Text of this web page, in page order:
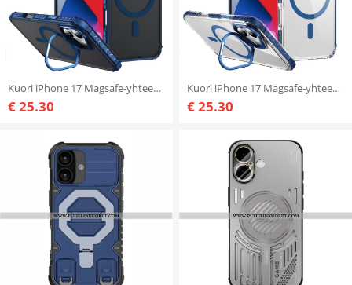
Kuori iPhone 17 Magsafe-yhteensopivalla Linssinpidikkeellä Suojakuori
€ 25.30
Kuori iPhone 17 Magsafe-yhteensopiva Tuki Ja Linssinsuoja
€ 25.30